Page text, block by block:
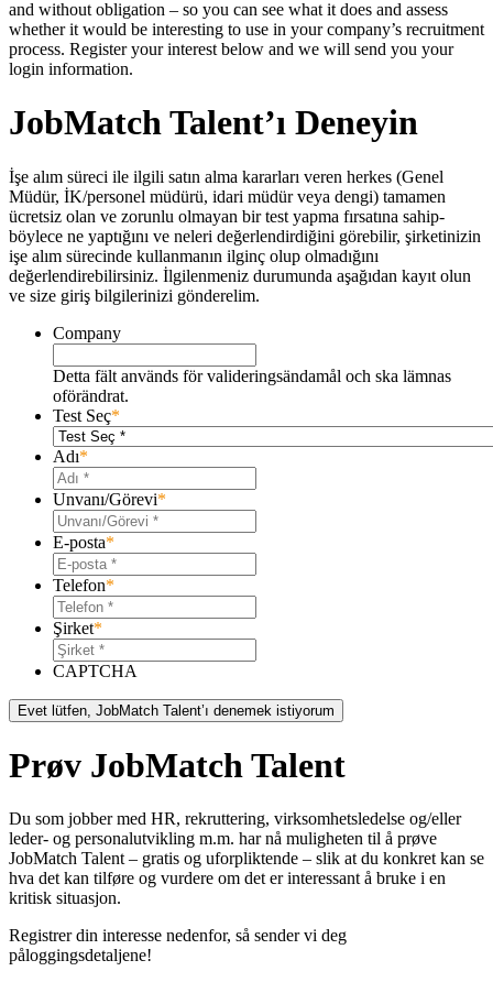
and without obligation – so you can see what it does and assess
whether it would be interesting to use in your company’s recruitment
process. Register your interest below and we will send you your
login information.
JobMatch Talent’ı Deneyin
İşe alım süreci ile ilgili satın alma kararları veren herkes (Genel
Müdür, İK/personel müdürü, idari müdür veya dengi) tamamen
ücretsiz olan ve zorunlu olmayan bir test yapma fırsatına sahip-
böylece ne yaptığını ve neleri değerlendirdiğini görebilir, şirketinizin
işe alım sürecinde kullanmanın ilginç olup olmadığını
değerlendirebilirsiniz. İlgilenmeniz durumunda aşağıdan kayıt olun
ve size giriş bilgilerinizi gönderelim.
Company
Detta fält används för valideringsändamål och ska lämnas
oförändrat.
Test Seç*
Adı*
Unvanı/Görevi*
E-posta*
Telefon*
Şirket*
CAPTCHA
Prøv JobMatch Talent
Du som jobber med HR, rekruttering, virksomhetsledelse og/eller
leder- og personalutvikling m.m. har nå muligheten til å prøve
JobMatch Talent – ​​gratis og uforpliktende – slik at du konkret kan se
hva det kan tilføre og vurdere om det er interessant å bruke i en
kritisk situasjon.
Registrer din interesse nedenfor, så sender vi deg
påloggingsdetaljene!